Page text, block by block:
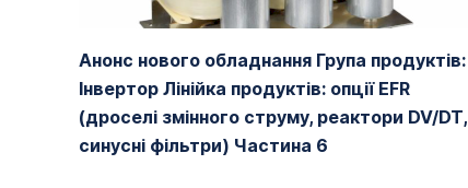
Анонс нового обладнання Група продуктів:
Інвертор Лінійка продуктів: опції EFR
(дроселі змінного струму, реактори DV/DT,
синусні фільтри) Частина 6